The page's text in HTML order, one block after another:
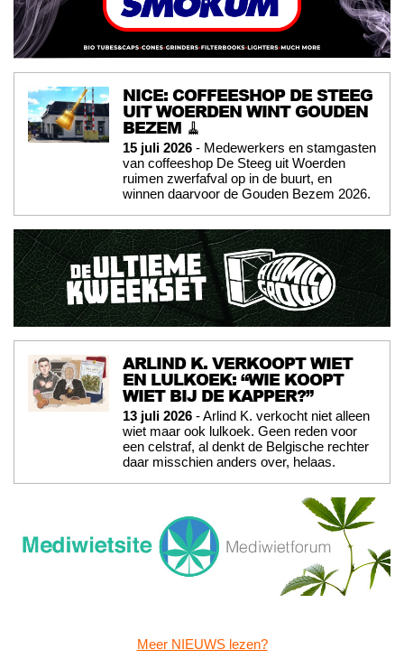
NICE: COFFEESHOP DE STEEG
UIT WOERDEN WINT GOUDEN
BEZEM 🧹
15 juli 2026 - Medewerkers en stamgasten
van coffeeshop De Steeg uit Woerden
ruimen zwerfafval op in de buurt, en
winnen daarvoor de Gouden Bezem 2026.
ARLIND K. VERKOOPT WIET
EN LULKOEK: “WIE KOOPT
WIET BIJ DE KAPPER?”
13 juli 2026 - Arlind K. verkocht niet alleen
wiet maar ook lulkoek. Geen reden voor
een celstraf, al denkt de Belgische rechter
daar misschien anders over, helaas.
Meer NIEUWS lezen?